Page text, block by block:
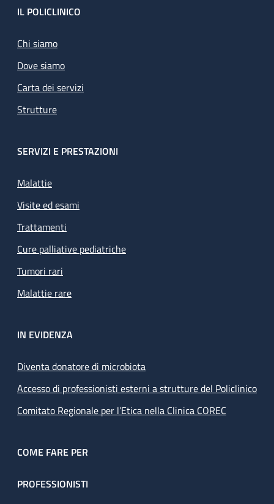
Footer
IL POLICLINICO
Chi siamo
Dove siamo
Carta dei servizi
Strutture
SERVIZI E PRESTAZIONI
Malattie
Visite ed esami
Trattamenti
Cure palliative pediatriche
Tumori rari
Malattie rare
IN EVIDENZA
Diventa donatore di microbiota
Accesso di professionisti esterni a strutture del Policlinico
Comitato Regionale per l’Etica nella Clinica COREC
COME FARE PER
PROFESSIONISTI